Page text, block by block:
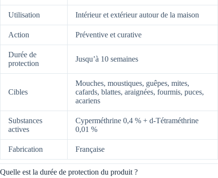
Utilisation Intérieur et extérieur autour de la maison
Action Préventive et curative
Durée de
protection
Jusqu’à 10 semaines
Cibles
Mouches, moustiques, guêpes, mites,
cafards, blattes, araignées, fourmis, puces,
acariens
Substances
actives
Cyperméthrine 0,4 % + d-Tétraméthrine
0,01 %
Fabrication Française
Quelle est la durée de protection du produit ?